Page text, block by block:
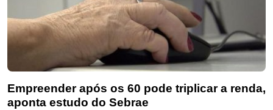
Empreender após os 60 pode triplicar a renda,
aponta estudo do Sebrae